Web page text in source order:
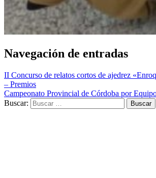
Navegación de entradas
II Concurso de relatos cortos de ajedrez
– Premios
Campeonato Provincial de Córdoba por
Buscar: